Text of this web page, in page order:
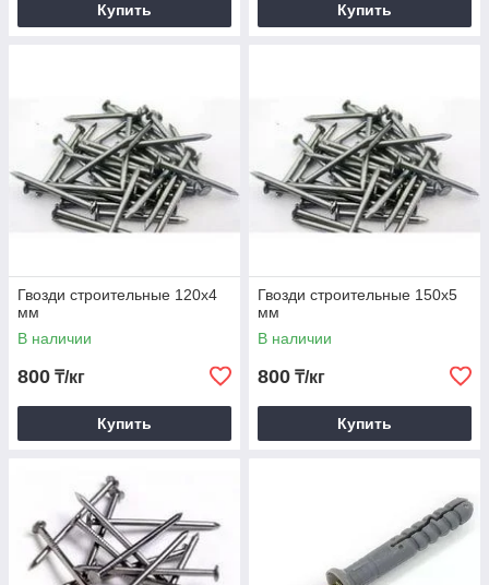
Купить Купить
Гвозди строительные 120х4
мм
В наличии
800 ₸/кг
Купить
Гвозди строительные 150х5
мм
В наличии
800 ₸/кг
Купить